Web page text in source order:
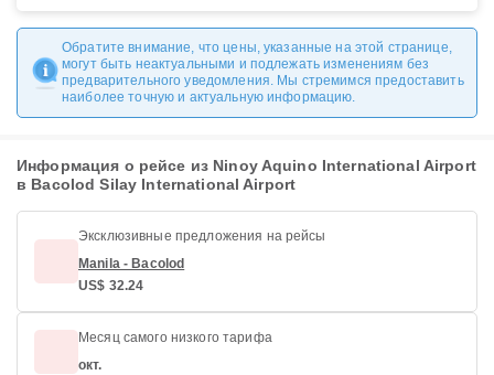
Обратите внимание, что цены, указанные на этой странице,
могут быть неактуальными и подлежать изменениям без
предварительного уведомления. Мы стремимся предоставить
наиболее точную и актуальную информацию.
Информация о рейсе из Ninoy Aquino International Airport
в Bacolod Silay International Airport
Эксклюзивные предложения на рейсы
Manila - Bacolod
US$ 32.24
Месяц самого низкого тарифа
окт.